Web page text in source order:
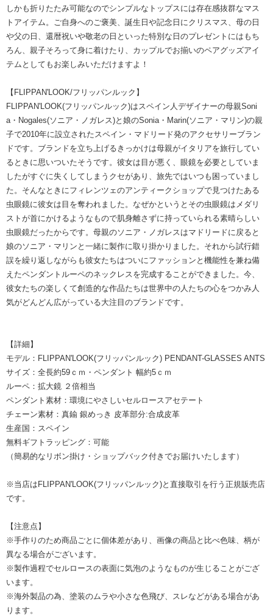
しかも折りたたみ可能なのでシンプルなトップスには存在感抜群なマス
トアイテム。ご自身へのご褒美、誕生日や記念日にクリスマス、母の日
や父の日、還暦祝いや敬老の日といった特別な日のプレゼントにはもち
ろん、親子そろって身に着けたり、カップルでお揃いのペアグッズアイ
テムとしてもお楽しみいただけますよ！
【FLIPPAN'LOOK/フリッパンルック】
FLIPPAN'LOOK(フリッパンルック)はスペイン人デザイナーの母親Soni
a・Nogales(ソニア・ノガレス)と娘のSonia・Marin(ソニア・マリン)の親
子で2010年に設立されたスペイン・マドリード発のアクセサリーブラン
ドです。ブランドを立ち上げるきっかけは母親がイタリアを旅行してい
るときに思いついたそうです。彼女は目が悪く、眼鏡を必要としていま
したがすぐに失くしてしまうクセがあり、旅先ではいつも困っていまし
た。そんなときにフィレンツェのアンティークショップで見つけたある
虫眼鏡に彼女は目を奪われました。なぜかというとその虫眼鏡はメダリ
ストが首にかけるようなもので肌身離さずに持っていられる素晴らしい
虫眼鏡だったからです。母親のソニア・ノガレスはマドリードに戻ると
娘のソニア・マリンと一緒に製作に取り掛かりました。それから試行錯
誤を繰り返しながらも彼女たちはついにファッションと機能性を兼ね備
えたペンダントルーペのネックレスを完成することができました。今、
彼女たちの楽しくて創造的な作品たちは世界中の人たちの心をつかみ人
気がどんどん広がっている大注目のブランドです。
【詳細】
モデル：FLIPPAN'LOOK(フリッパンルック) PENDANT-GLASSES ANTS
サイズ：全長約59ｃｍ・ペンダント 幅約5ｃｍ
ルーペ：拡大鏡 ２倍相当
ペンダント素材：環境にやさしいセルロースアセテート
チェーン素材：真鍮 銀めっき 皮革部分:合成皮革
生産国：スペイン
無料ギフトラッピング：可能
（簡易的なリボン掛け・ショップバック付きでお届けいたします）
※当店はFLIPPAN'LOOK(フリッパンルック)と直接取引を行う正規販売店
です。
【注意点】
※手作りのため商品ごとに個体差があり、画像の商品と比べ色味、柄が
異なる場合がございます。
※製作過程でセルロースの表面に気泡のようなものが生じることがござ
います。
※海外製品の為、塗装のムラや小さな色飛び、スレなどがある場合があ
ります。